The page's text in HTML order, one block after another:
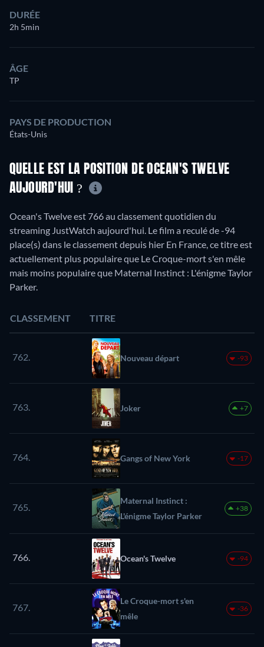
DURÉE
2h 5min
ÂGE
TP
PAYS DE PRODUCTION
États-Unis
QUELLE EST LA POSITION DE OCEAN'S TWELVE
AUJOURD'HUI ?
Ocean's Twelve est 766 au classement quotidien du
streaming JustWatch aujourd'hui. Le film a reculé de -94
place(s) dans le classement depuis hier En France, ce titre est
actuellement plus populaire que Le Croque-mort s'en mêle
mais moins populaire que Maternal Instinct : L'énigme Taylor
Parker.
CLASSEMENT TITRE
762. Nouveau départ -93
763. Joker +7
764. Gangs of New York -17
765.
Maternal Instinct :
L'énigme Taylor Parker
+38
766. Ocean's Twelve -94
767.
Le Croque-mort s'en
mêle
-36